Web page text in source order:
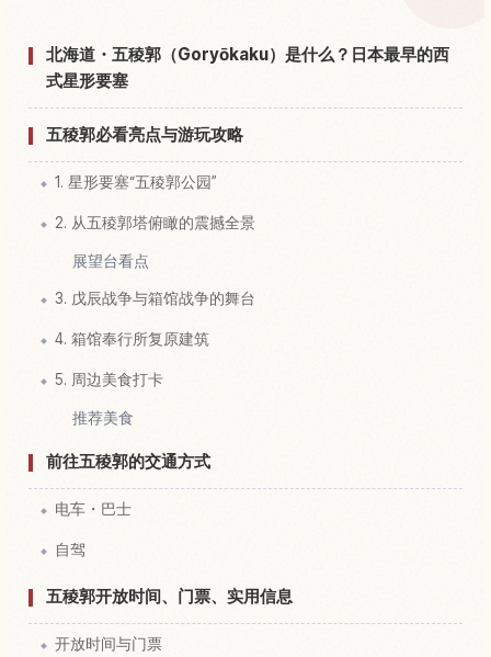
北海道・五稜郭（Goryōkaku）是什么？日本最早的西
式星形要塞
五稜郭必看亮点与游玩攻略
1. 星形要塞“五稜郭公园”
2. 从五稜郭塔俯瞰的震撼全景
展望台看点
3. 戊辰战争与箱馆战争的舞台
4. 箱馆奉行所复原建筑
5. 周边美食打卡
推荐美食
前往五稜郭的交通方式
电车・巴士
自驾
五稜郭开放时间、门票、实用信息
开放时间与门票